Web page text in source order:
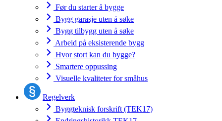
Før du starter å bygge
Bygg garasje uten å søke
Bygg tilbygg uten å søke
Arbeid på eksisterende bygg
Hvor stort kan du bygge?
Smartere oppussing
Visuelle kvaliteter for småhus
Regelverk
Byggteknisk forskrift (TEK17)